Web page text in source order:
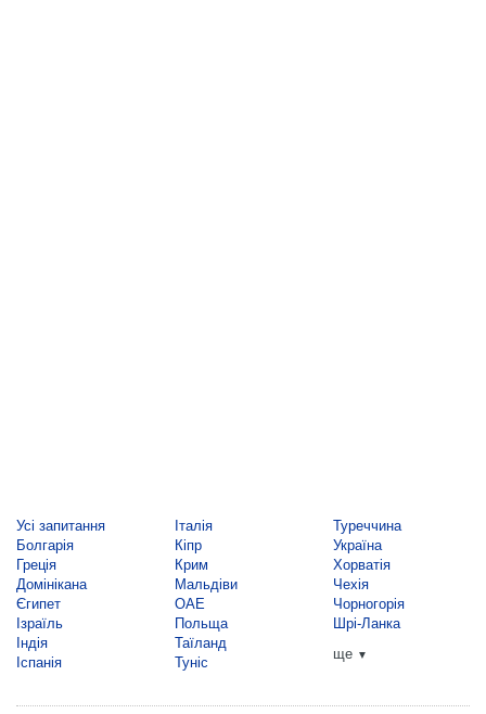
Усі запитання
Болгарія
Греція
Домінікана
Єгипет
Ізраїль
Індія
Іспанія
Італія
Кіпр
Крим
Мальдіви
ОАЕ
Польща
Таїланд
Туніс
Туреччина
Україна
Хорватія
Чехія
Чорногорія
Шрі-Ланка
ще ▼